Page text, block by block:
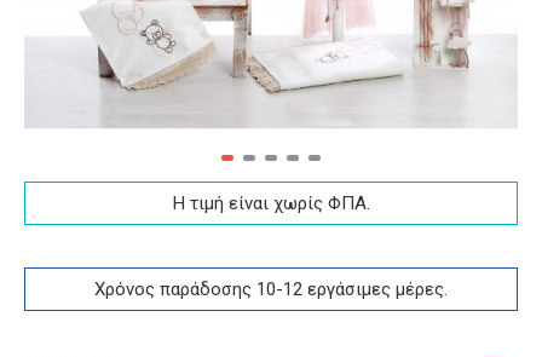
Η τιμή είναι χωρίς ΦΠA.
Χρόνος παράδοσης 10-12 εργάσιμες μέρες.